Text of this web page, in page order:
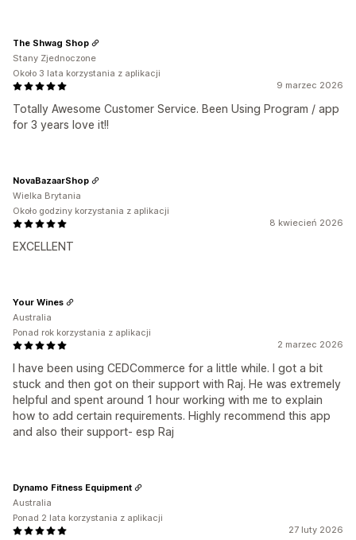
9 marzec 2026
Totally Awesome Customer Service. Been Using Program / app
for 3 years love it!!
The Shwag Shop
Stany Zjednoczone
Około 3 lata korzystania z aplikacji
8 kwiecień 2026
EXCELLENT
NovaBazaarShop
Wielka Brytania
Około godziny korzystania z aplikacji
2 marzec 2026
I have been using CEDCommerce for a little while. I got a bit
stuck and then got on their support with Raj. He was extremely
helpful and spent around 1 hour working with me to explain
how to add certain requirements. Highly recommend this app
and also their support- esp Raj
Your Wines
Australia
Ponad rok korzystania z aplikacji
27 luty 2026
Dynamo Fitness Equipment
Australia
Ponad 2 lata korzystania z aplikacji